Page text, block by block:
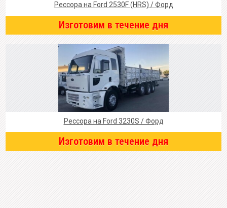
Рессора на Ford 2530F (HRS) / Форд
Изготовим в течение дня
Рессора на Ford 3230S / Форд
Изготовим в течение дня